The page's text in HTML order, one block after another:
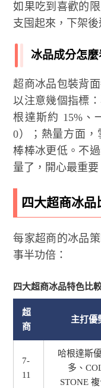
如果吃到喜歡的
支囤起來，下架
冰品成分怎麼
超商冰品包裝背
以注意幾個指標
根達斯約 15%、
0）；熱量方面，
棒棒冰更低。不
量了，開心最重要
四大超商冰品
每家超商的冰品
事半功倍：
四大超商冰品特色比
超
商
主打優
7-
11
哈根達斯
多、
STONE